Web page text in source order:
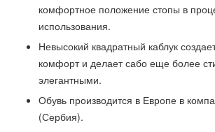
комфортное положение стопы в
использования.
Невысокий квадратный каблук
комфорт и делает сабо еще более
элегантными.
Обувь производится в Европе в
(Сербия).